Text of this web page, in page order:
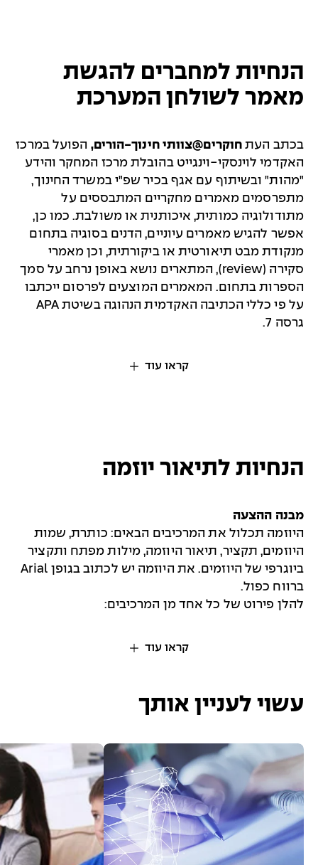
הנחיות למחברים להגשת
מאמר לשולחן המערכת
בכתב העת חוקרים@צוותי חינוך-הורים, הפועל במרכז
האקדמי לוינסקי-וינגייט בהובלת מרכז המחקר והידע
"מהות" ובשיתוף עם אגף בכיר שפ"י במשרד החינוך,
מתפרסמים מאמרים מחקריים המתבססים על
מתודולוגיה כמותית, איכותנית או משולבת. כמו כן,
אפשר להגיש מאמרים עיוניים, הדנים בסוגיה בתחום
מנקודת מבט תיאורטית או ביקורתית, וכן מאמרי
סקירה (review), המתארים נושא באופן נרחב על סמך
הספרות בתחום. המאמרים המוצעים לפרסום ייכתבו
על פי כללי הכתיבה האקדמית הנהוגה בשיטת APA
גרסה 7.
קראו עוד
הנחיות לתיאור יוזמה
מבנה ההצעה
היוזמה תכלול את המרכיבים הבאים: כותרת, שמות
היוזמים, תקציר, תיאור היוזמה, מילות מפתח ותקציר
ביוגרפי של היוזמים. את היוזמה יש לכתוב בגופן Arial
ברווח כפול.
להלן פירוט של כל אחד מן המרכיבים:
קראו עוד
עשוי לעניין אותך